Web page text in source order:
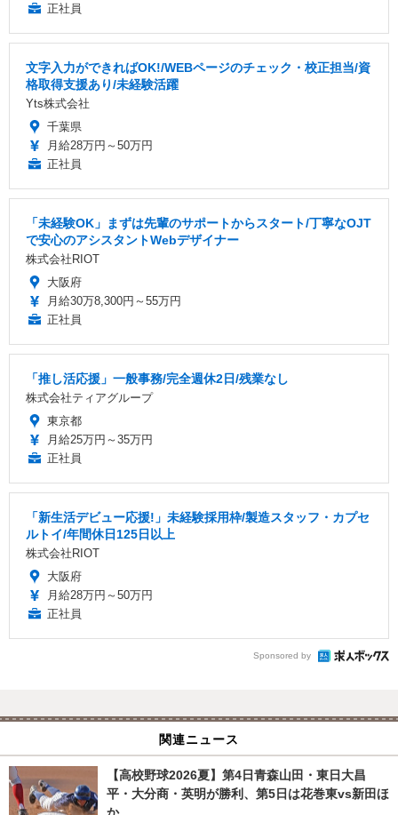
正社員
文字入力ができればOK!/WEBページのチェック・校正担当/資
格取得支援あり/未経験活躍
Yts株式会社
千葉県
月給28万円～50万円
正社員
「未経験OK」まずは先輩のサポートからスタート/丁寧なOJT
で安心のアシスタントWebデザイナー
株式会社RIOT
大阪府
月給30万8,300円～55万円
正社員
「推し活応援」一般事務/完全週休2日/残業なし
株式会社ティアグループ
東京都
月給25万円～35万円
正社員
「新生活デビュー応援!」未経験採用枠/製造スタッフ・カプセ
ルトイ/年間休日125日以上
株式会社RIOT
大阪府
月給28万円～50万円
正社員
Sponsored by
関連ニュース
【高校野球2026夏】第4日青森山田・東日大昌
平・大分商・英明が勝利、第5日は花巻東vs新田ほ
か